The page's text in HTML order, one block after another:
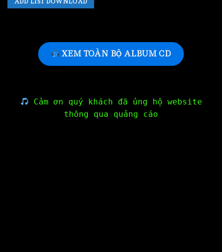
XEM TOÀN BỘ ALBUM CD
Cảm ơn quý khách đã ủng hộ website
thông qua quảng cáo